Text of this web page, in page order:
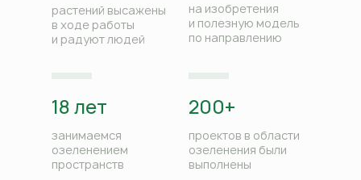
растений высажены
в ходе работы
и радуют людей
200+
проектов в области
озеленения были
выполнены
18 лет
занимаемся
озеленением
пространств
на изобретения
и полезную модель
по направлению